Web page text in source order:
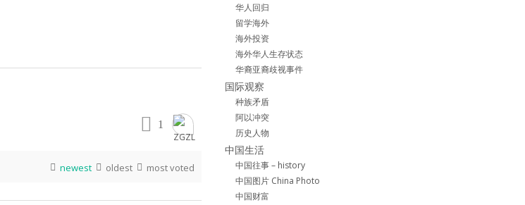
1
newest oldest most voted
华人回归
留学海外
海外投资
海外华人生存状态
华裔亚裔歧视事件
国际观察
种族矛盾
阿以冲突
历史人物
中国生活
中国往事 – history
中国图片 China Photo
中国财富